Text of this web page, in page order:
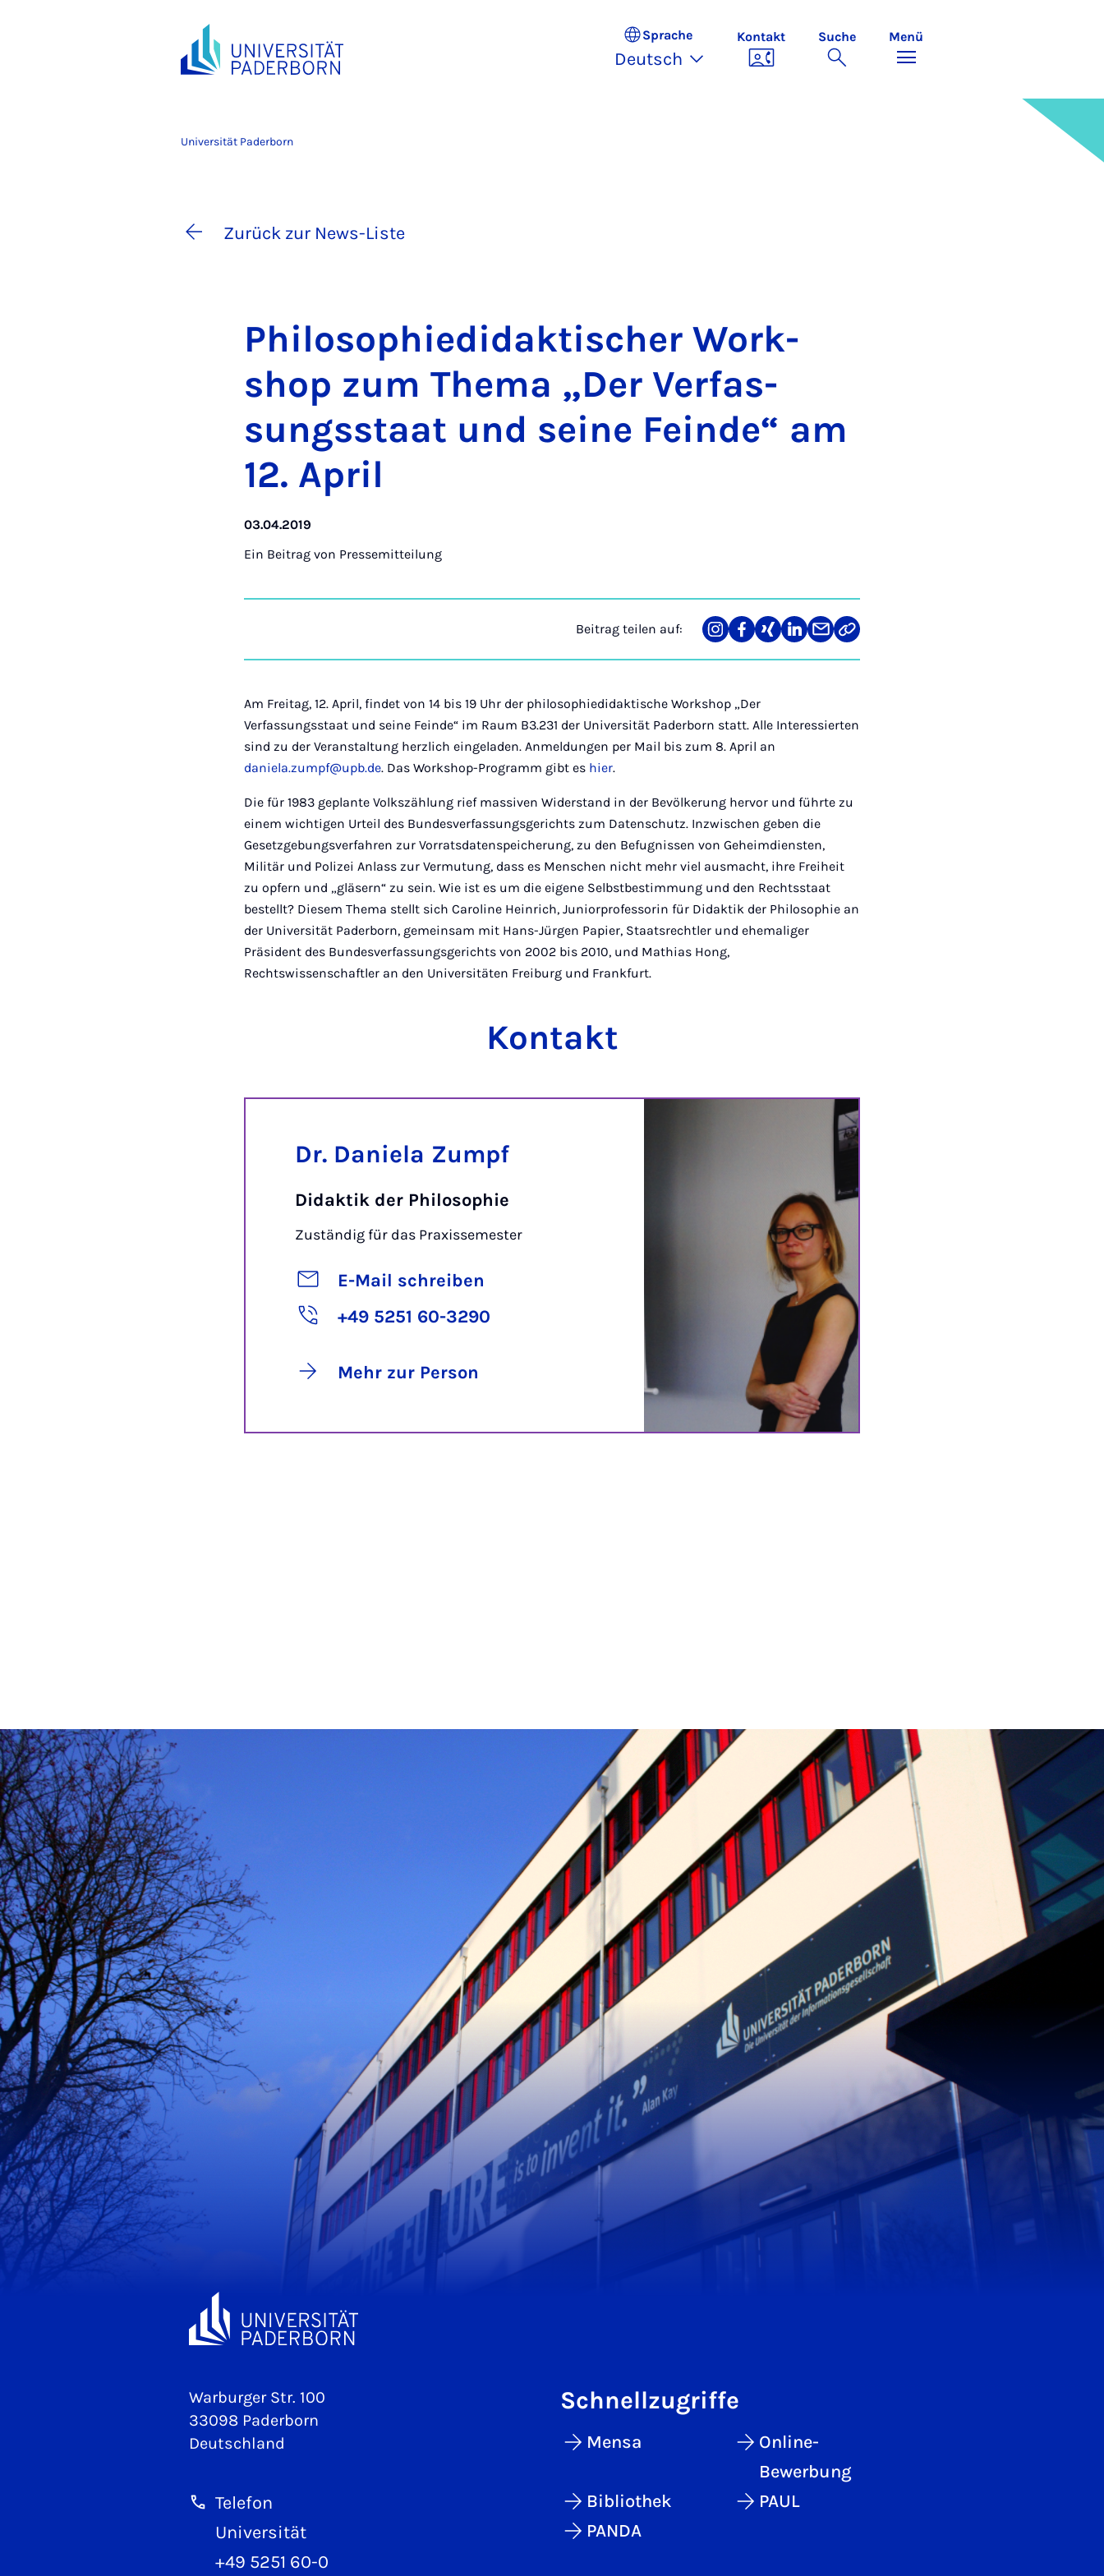
Sprache
Deutsch
Kontakt Suche Menü
Universität Paderborn
Zurück zur News-Liste
Phi­lo­so­phie­di­dak­ti­scher Work­
shop zum The­ma „Der Ver­fas­
sungs­staat und sei­ne Fein­de“ am
12. April
03.04.2019
Ein Beitrag von Pressemitteilung
Beitrag teilen auf:
Teilen
auf
Teilen
auf
Teilen
auf
Teilen
auf
Teilen
über
Link
kopieren
Am Freitag, 12. April, findet von 14 bis 19 Uhr der philosophiedidaktische Workshop „Der
Verfassungsstaat und seine Feinde“ im Raum B3.231 der Universität Paderborn statt. Alle Interessierten
sind zu der Veranstaltung herzlich eingeladen. Anmeldungen per Mail bis zum 8. April an
daniela.zumpf@upb.de. Das Workshop-Programm gibt es hier.
Die für 1983 geplante Volkszählung rief massiven Widerstand in der Bevölkerung hervor und führte zu
einem wichtigen Urteil des Bundesverfassungsgerichts zum Datenschutz. Inzwischen geben die
Gesetzgebungsverfahren zur Vorratsdatenspeicherung, zu den Befugnissen von Geheimdiensten,
Militär und Polizei Anlass zur Vermutung, dass es Menschen nicht mehr viel ausmacht, ihre Freiheit
zu opfern und „gläsern“ zu sein. Wie ist es um die eigene Selbstbestimmung und den Rechtsstaat
bestellt? Diesem Thema stellt sich Caroline Heinrich, Juniorprofessorin für Didaktik der Philosophie an
der Universität Paderborn, gemeinsam mit Hans-Jürgen Papier, Staatsrechtler und ehemaliger
Präsident des Bundesverfassungsgerichts von 2002 bis 2010, und Mathias Hong,
Rechtswissenschaftler an den Universitäten Freiburg und Frankfurt.
Kontakt
Dr. Daniela Zumpf
Didaktik der Philosophie
Zuständig für das Praxissemester
E-Mail schreiben
+49 5251 60-3290
Mehr zur Person
Warburger Str. 100
33098 Paderborn
Deutschland
Telefon
Universität
+49 5251 60-0
Schnellzugriffe
Mensa
Online-
Bewerbung
Bibliothek
PAUL
PANDA